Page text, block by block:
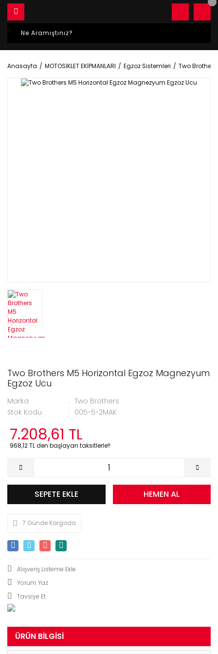
Anasayfa MOTOSİKLET EKİPMANLARI Egzoz Sistemleri Two Brothers
Two Brothers M5 Horizontal Egzoz Magnezyum
Egzoz Ucu
Marka
Two Brothers
Stok Kodu
005-5-2MAK
7.208,61 TL
968,12 TL den başlayan taksitlerle!!
SEPETE EKLE HEMEN AL
7 Günde Kargoda
Yorum Yaz
Tavsiye Et
ÜRÜN BILGISI